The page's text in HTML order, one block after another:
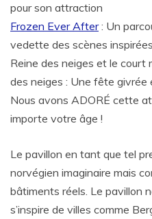
pour son attraction
Frozen Ever After: Un
vedette des scènes
Reine des neiges et le court
des neiges : Une fête givrée
Nous avons ADORÉ cette
importe votre âge !
Le pavillon en tant que tel
norvégien imaginaire mais
bâtiments réels. Le pavillon
s’inspire de villes comme